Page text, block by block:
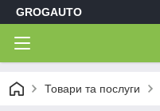
GROGAUTO
Товари та послуги